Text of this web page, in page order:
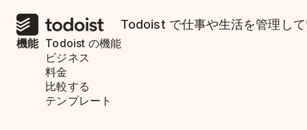
Todoist で仕事や生活を管理して
機能 Todoist の機能
ビジネス
料金
比較する
テンプレート